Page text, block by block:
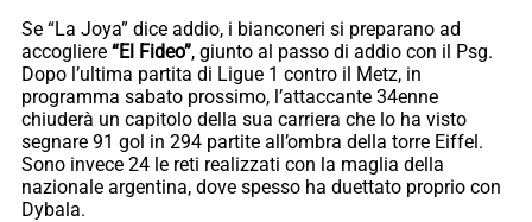
Se “La Joya” dice addio, i bianconeri si preparano ad
accogliere “El Fideo”, giunto al passo di addio con il Psg.
Dopo l’ultima partita di Ligue 1 contro il Metz, in
programma sabato prossimo, l’attaccante 34enne
chiuderà un capitolo della sua carriera che lo ha visto
segnare 91 gol in 294 partite all’ombra della torre Eiffel.
Sono invece 24 le reti realizzati con la maglia della
nazionale argentina, dove spesso ha duettato proprio con
Dybala.